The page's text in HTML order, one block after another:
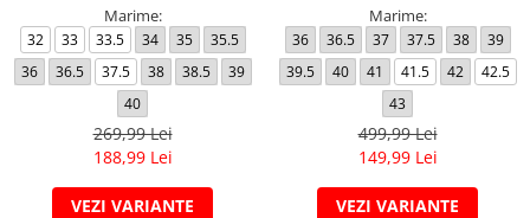
Marime:
32 33 33.5 34 35
35.5
36
36.5 37.5 38 38.5
39
40
269,99 Lei
188,99 Lei
VEZI VARIANTE
Marime:
36 36.5 37 37.5 38
39
39.5
40 41 41.5 42
42.5
43
499,99 Lei
149,99 Lei
VEZI VARIANTE